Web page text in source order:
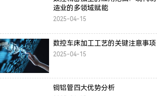
造业的多领域赋能
2025-04-15
数控车床加工工艺的关键注意事项
2025-04-15
铜铝管四大优势分析